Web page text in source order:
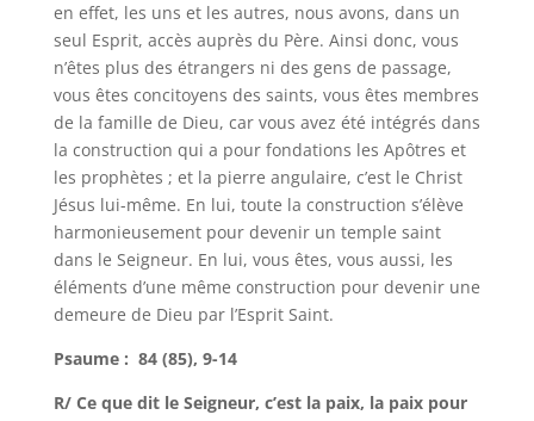
en effet, les uns et les autres, nous avons, dans un
seul Esprit, accès auprès du Père. Ainsi donc, vous
n’êtes plus des étrangers ni des gens de passage,
vous êtes concitoyens des saints, vous êtes membres
de la famille de Dieu, car vous avez été intégrés dans
la construction qui a pour fondations les Apôtres et
les prophètes ; et la pierre angulaire, c’est le Christ
Jésus lui-même. En lui, toute la construction s’élève
harmonieusement pour devenir un temple saint
dans le Seigneur. En lui, vous êtes, vous aussi, les
éléments d’une même construction pour devenir une
demeure de Dieu par l’Esprit Saint.
Psaume : 84 (85), 9-14
R/ Ce que dit le Seigneur, c’est la paix, la paix pour